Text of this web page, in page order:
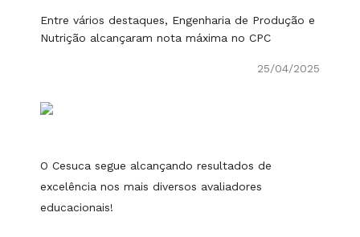
Entre vários destaques, Engenharia de Produção e
Nutrição alcançaram nota máxima no CPC
25/04/2025
O Cesuca segue alcançando resultados de
excelência nos mais diversos avaliadores
educacionais!